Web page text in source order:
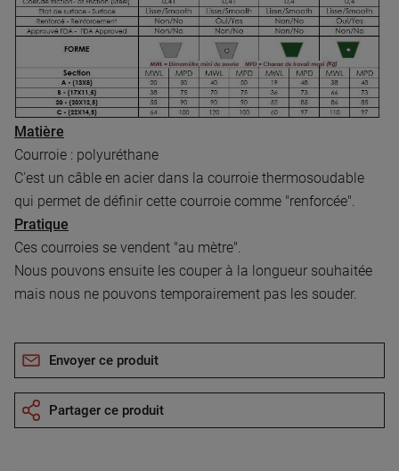
Matière
Courroie : polyuréthane
C'est un câble en acier dans la courroie thermosoudable
qui permet de définir cette courroie comme "renforcée".
Pratique
Ces courroies se vendent "au mètre".
Nous pouvons ensuite les couper à la longueur souhaitée
mais nous ne pouvons temporairement pas les souder.
Envoyer ce produit
Partager ce produit